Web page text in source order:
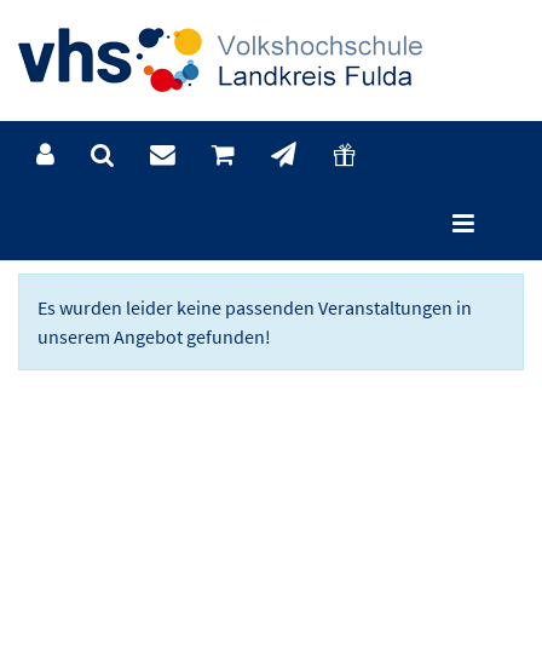
Es wurden leider keine passenden Veranstaltungen in
unserem Angebot gefunden!